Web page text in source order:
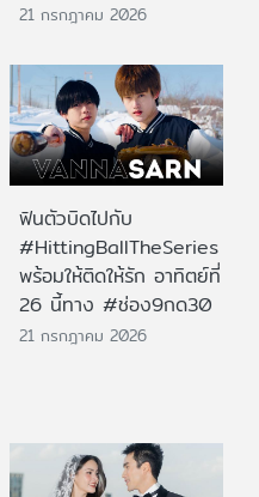
21 กรกฎาคม 2026
ฟินตัวบิดไปกับ
#HittingBallTheSeries
พร้อมให้ติดให้รัก อาทิตย์ที่
26 นี้ทาง #ช่อง9กด30
21 กรกฎาคม 2026